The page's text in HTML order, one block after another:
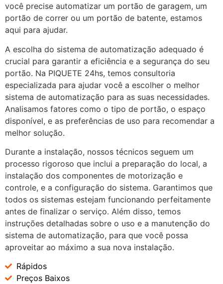
você precise automatizar um portão de garagem, um
portão de correr ou um portão de batente, estamos
aqui para ajudar.
A escolha do sistema de automatização adequado é
crucial para garantir a eficiência e a segurança do seu
portão. Na PIQUETE 24hs, temos consultoria
especializada para ajudar você a escolher o melhor
sistema de automatização para as suas necessidades.
Analisamos fatores como o tipo de portão, o espaço
disponível, e as preferências de uso para recomendar a
melhor solução.
Durante a instalação, nossos técnicos seguem um
processo rigoroso que inclui a preparação do local, a
instalação dos componentes de motorização e
controle, e a configuração do sistema. Garantimos que
todos os sistemas estejam funcionando perfeitamente
antes de finalizar o serviço. Além disso, temos
instruções detalhadas sobre o uso e a manutenção do
sistema de automatização, para que você possa
aproveitar ao máximo a sua nova instalação.
Rápidos
Preços Baixos